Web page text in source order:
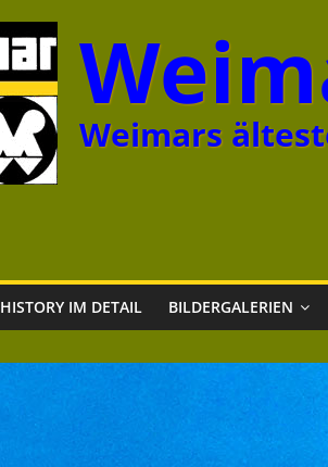
Weimars
HISTORY IM DETAIL BILDERGALERIEN